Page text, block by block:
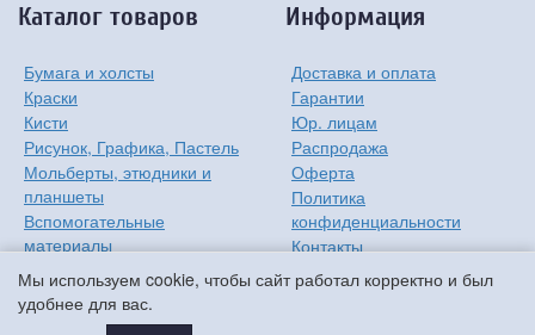
Мы используем cookie, чтобы сайт работал корректно и был
удобнее для вас.
Каталог товаров
Бумага и холсты
Краски
Кисти
Рисунок, Графика, Пастель
Мольберты, этюдники и
планшеты
Вспомогательные
материалы
Хобби
Детям
Мастер-классы
Информация
Доставка и оплата
Гарантии
Юр. лицам
Распродажа
Оферта
Политика
конфиденциальности
Контакты
О компании